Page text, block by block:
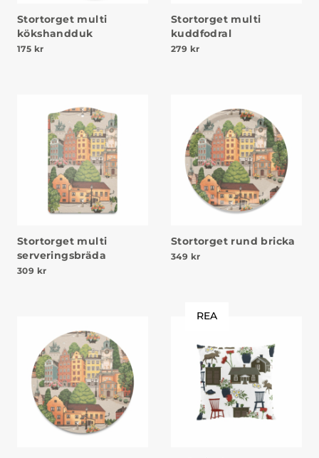
Stortorget multi
kökshandduk
175 kr
Stortorget multi
kuddfodral
279 kr
Stortorget multi
serveringsbräda
309 kr
Stortorget rund bricka
349 kr
REA